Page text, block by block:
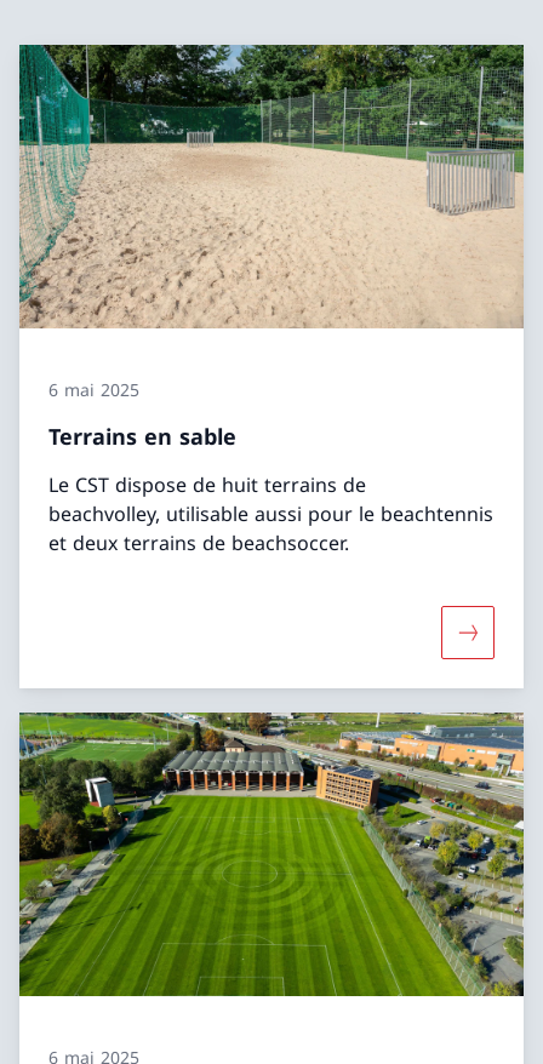
6 mai 2025
Terrains en sable
Le CST dispose de huit terrains de
beachvolley, utilisable aussi pour le beachtennis
et deux terrains de beachsoccer.
6 mai 2025